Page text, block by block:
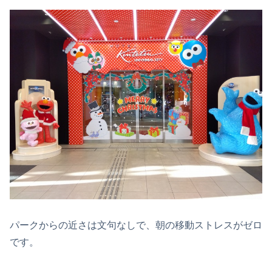
パークからの近さは文句なしで、朝の移動ストレスがゼロ
です。